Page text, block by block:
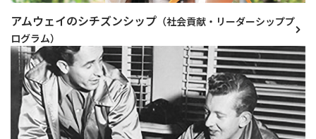
アムウェイのシチズンシップ （社会貢献・リーダーシッププ
ログラム）